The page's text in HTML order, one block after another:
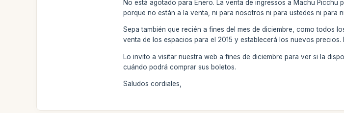
No está agotado para Enero. La venta de ingressos a Machu
porque no están a la venta, ni para nosotros ni para ustedes ni para
Sepa también que recién a fines del mes de diciembre, como todos
venta de los espacios para el 2015 y establecerá los nuevos
Lo invito a visitar nuestra web a fines de diciembre para ver si la
cuándo podrá comprar sus boletos.
Saludos cordiales,